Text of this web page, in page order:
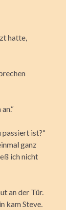
hatte,
passiert ist?“
ganz
ich nicht
an der Tür.
kam Steve.